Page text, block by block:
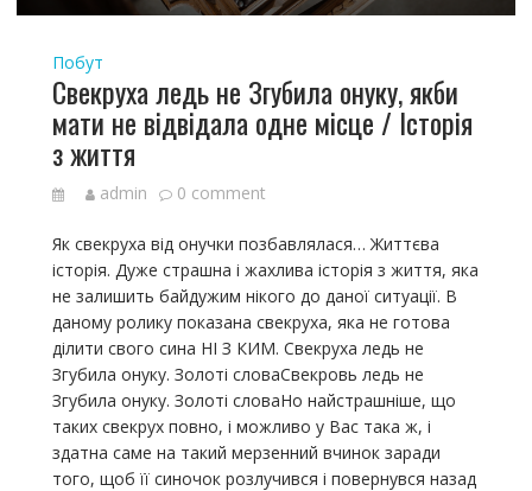
Побут
Свекруха ледь не Згубила онуку, якби
мати не відвідала одне місце / Історія
з життя
admin 0 comment
Як свекруха від онучки позбавлялася… Життєва
історія. Дуже страшна і жахлива історія з життя, яка
не залишить байдужим нікого до даної ситуації. В
даному ролику показана свекруха, яка не готова
ділити свого сина НІ З КИМ. Свекруха ледь не
Згубила онуку. Золоті словаСвекровь ледь не
Згубила онуку. Золоті словаНо найстрашніше, що
таких свекрух повно, і можливо у Вас така ж, і
здатна саме на такий мерзенний вчинок заради
того, щоб її синочок розлучився і повернувся назад